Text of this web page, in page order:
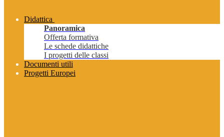
Didattica
Panoramica
Offerta formativa
Le schede didattiche
I progetti delle classi
Documenti utili
Progetti Europei